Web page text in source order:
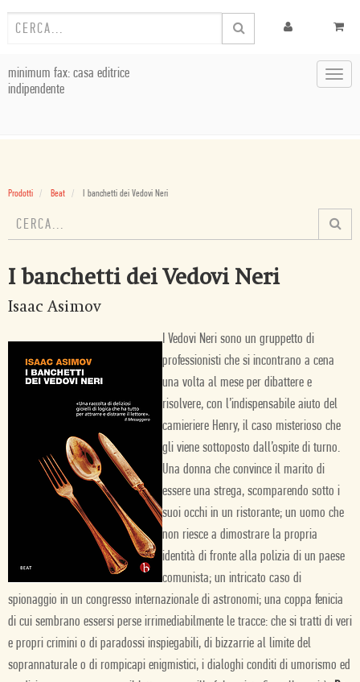
minimum fax: casa editrice
indipendente
Prodotti Beat I banchetti dei Vedovi Neri
I banchetti dei Vedovi Neri
Isaac Asimov
I Vedovi Neri sono un gruppetto di
professionisti che si incontrano a cena
una volta al mese per dibattere e
risolvere, con l’indispensabile aiuto del
camieriere Henry, il caso misterioso che
gli viene sottoposto dall’ospite di turno.
Una donna che convince il marito di
essere una strega, scomparendo sotto i
suoi occhi in un ristorante; un uomo che
non riesce a dimostrare la propria
identità di fronte alla polizia di un paese
comunista; un intricato caso di
spionaggio in un congresso internazionale di astronomi; una coppa fenicia
di cui sembrano essersi perse irrimediabilmente le tracce: che si tratti di veri
e propri crimini o di paradossi inspiegabili, di bizzarrie al limite del
soprannaturale o di rompicapi enigmistici, i dialoghi conditi di umorismo ed